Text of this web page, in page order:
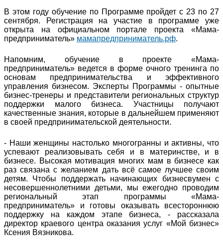
В этом году обучение по Программе пройдет с 23 по 27
сентября. Регистрация на участие в программе уже
открыта на официальном портале проекта «Мама-
предприниматель» мамапредприниматель.рф.
Напомним, обучение в проекте «Мама-
предприниматель» ведется в форме очного тренинга по
основам предпринимательства и эффективного
управления бизнесом. Эксперты Программы - опытные
бизнес-тренеры и представители региональных структур
поддержки малого бизнеса. Участницы получают
качественные знания, которые в дальнейшем применяют
в своей предпринимательской деятельности.
- Наши женщины настолько многогранны и активны, что
успевают реализовывать себя и в материнстве, и в
бизнесе. Высокая мотивация многих мам в бизнесе как
раз связана с желанием дать всё самое лучшее своим
детям. Чтобы поддержать начинающих бизнесвумен с
несовершеннолетними детьми, мы ежегодно проводим
региональный этап программы «Мама-
предприниматель» и готовы оказывать всестороннюю
поддержку на каждом этапе бизнеса, - рассказала
директор краевого центра оказания услуг «Мой бизнес»
Ксения Вязникова.